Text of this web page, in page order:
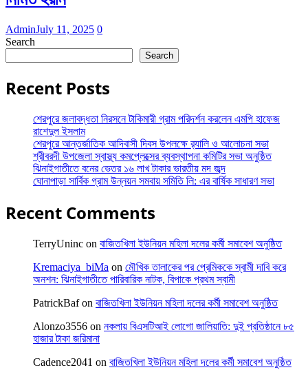
AdminJuly 11, 2025 0
Search
Search
Recent Posts
শেরপুরে জলাবদ্ধতা নিরসনে টাকিমারী গ্রাম পরিদর্শন করলেন এমপি হাফেজ
রাশেদুল ইসলাম
শেরপুরে আন্তর্জাতিক আদিবাসী দিবস উপলক্ষে র‌্যালি ও আলোচনা সভা
শ্রীবরদী উপজেলা স্বাস্থ্য কমপ্লেক্সের ব্যবস্থাপনা কমিটির সভা অনুষ্ঠিত
ঝিনাইগাতীতে বনের ভেতর ১৬ লাখ টাকার ভারতীয় মদ জব্দ
ঘোনাপাড়া সার্বিক গ্রাম উন্নয়ন সমবায় সমিতি লি: এর বার্ষিক সাধারণ সভা
Recent Comments
TerryUninc on বাজিতখিলা ইউনিয়ন মহিলা দলের কর্মী সমাবেশ অনুষ্ঠিত
Kremaciya_biMa on মৌখিক তালাকের পর প্রেমিককে স্বামী দাবি করে
অনশন: ঝিনাইগাতীতে পারিবারিক নাটক, বিপাকে প্রথম স্বামী
PatrickBafon বাজিতখিলা ইউনিয়ন মহিলা দলের কর্মী সমাবেশ অনুষ্ঠিত
Alonzo3556 on নকলায় বিএসটিআই লোগো জালিয়াতি: দুই প্রতিষ্ঠানে ৮৫
হাজার টাকা জরিমানা
Cadence2041 on বাজিতখিলা ইউনিয়ন মহিলা দলের কর্মী সমাবেশ অনুষ্ঠিত